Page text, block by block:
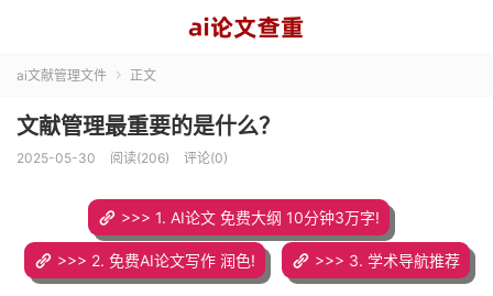
ai文献管理文件  正文
文献管理最重要的是什么？
2025-05-30 阅读(206) 评论(0)
>>> 1. AI论文 免费大纲 10分钟3万字!
>>> 2. 免费AI论文写作 润色! >>> 3. 学术导航推荐